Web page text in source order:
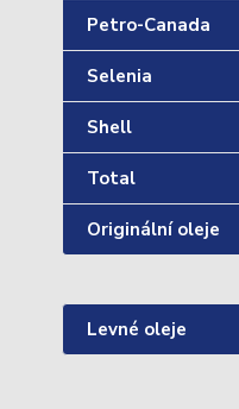
Petro-Canada
Selenia
Shell
Total
Originální oleje
Levné oleje